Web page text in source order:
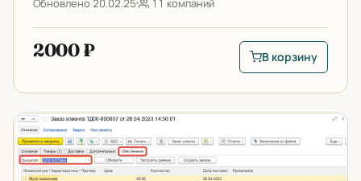
2000 ₽
В корзину: Отчет
В корзину
Работа с поставщиками по заказам